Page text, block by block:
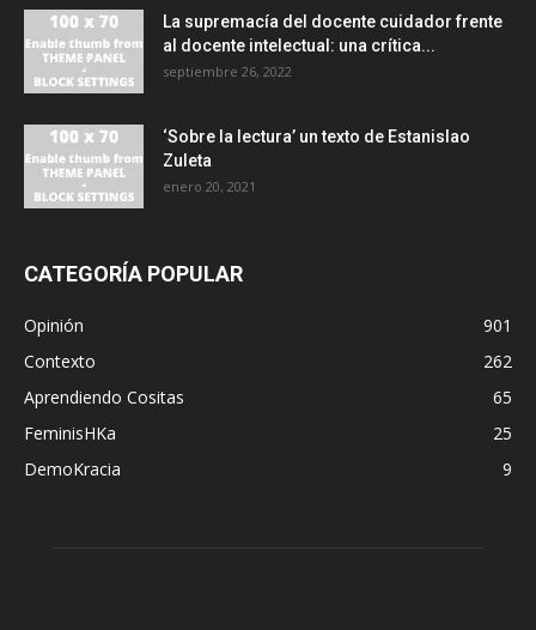
La supremacía del docente cuidador frente
al docente intelectual: una crítica...
septiembre 26, 2022
‘Sobre la lectura’ un texto de Estanislao
Zuleta
enero 20, 2021
CATEGORÍA POPULAR
Opinión
901
Contexto
262
Aprendiendo Cositas
65
FeminisHKa
25
DemoKracia
9